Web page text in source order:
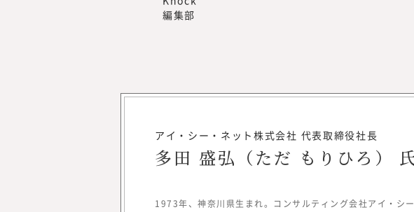
アイ・シー・ネット株式会社 代表取締役社長
多田 盛弘（ただ もりひろ）
1973年、神奈川県生まれ。コンサルティング会社アイ・シ